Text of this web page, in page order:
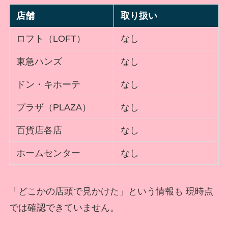
店舗 取り扱い
ロフト（LOFT） なし
東急ハンズ なし
ドン・キホーテ なし
プラザ（PLAZA） なし
百貨店各店 なし
ホームセンター なし
「どこかの店頭で見かけた」という情報も 現時点
では確認できていません。